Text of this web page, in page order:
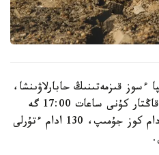
ءسوز قىزمەتىنىڭ حابارلاۋىنشا،
جەرگىلىكتى ۋاقىت بويىنشا 7-قاڭتار كۇنى ساعات 17:00 گە
دەيىن ءزىلزالا سالدارىنان 95 ادام كوز جۇمىپ، 130 ادام ءتۇرلى